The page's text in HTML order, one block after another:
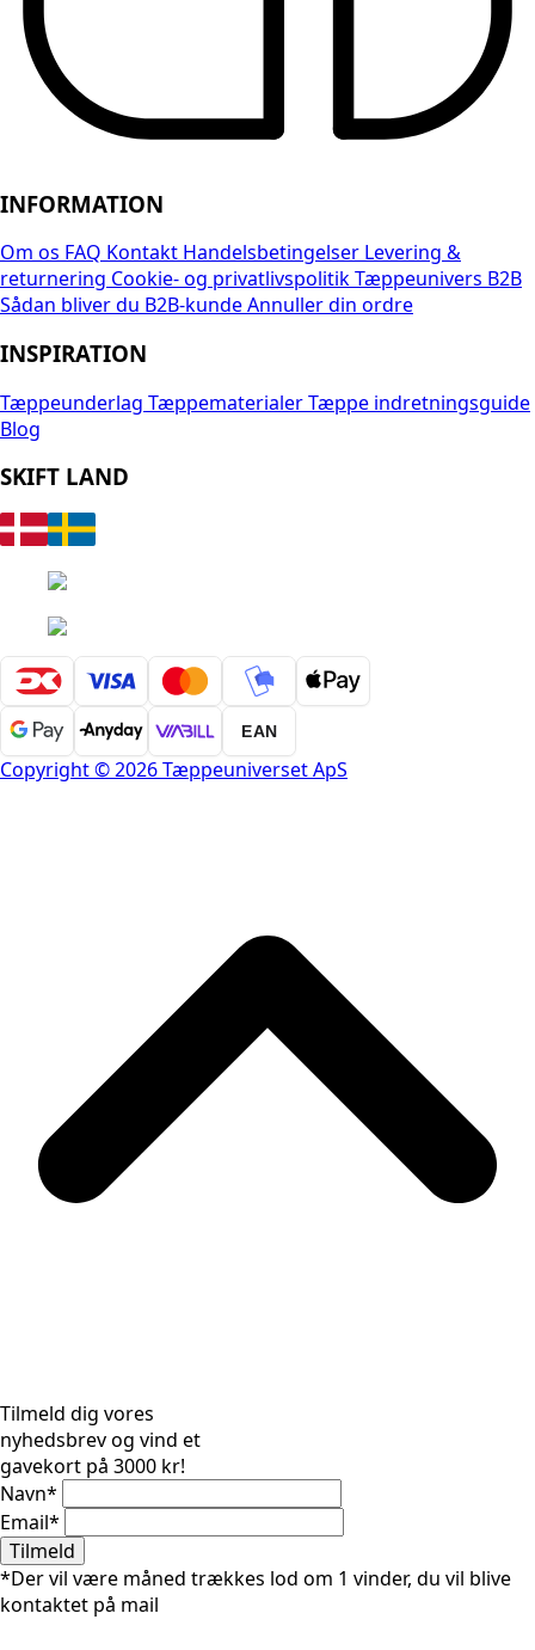
INFORMATION
Om os FAQ Kontakt Handelsbetingelser Levering &
returnering Cookie- og privatlivspolitikTæppeunivers B2B
Sådan bliver du B2B-kundeAnnuller din ordre
INSPIRATION
Tæppeunderlag TæppematerialerTæppe indretningsguide
Blog
SKIFT LAND
EAN
Copyright © 2026 Tæppeuniverset ApS
Tilmeld dig vores
nyhedsbrev og vind et
gavekort på 3000 kr!
Navn*
Email*
Tilmeld
*Der vil være måned trækkes lod om 1 vinder, du vil blive
kontaktet på mail